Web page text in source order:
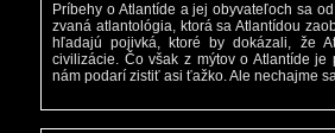
Príbehy o Atlantíde a jej obyvateľoch sa
zvaná atlantológia, ktorá sa Atlantídou
hľadajú pojivká, ktoré by dokázali, že
civilizácie. Čo však z mýtov o Atlantíde
nám podarí zistiť asi ťažko. Ale nechajme